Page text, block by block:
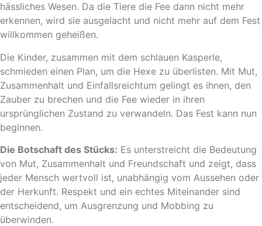
hässliches Wesen. Da die Tiere die Fee dann nicht mehr
erkennen, wird sie ausgelacht und nicht mehr auf dem Fest
willkommen geheißen.
Die Kinder, zusammen mit dem schlauen Kasperle,
schmieden einen Plan, um die Hexe zu überlisten. Mit Mut,
Zusammenhalt und Einfallsreichtum gelingt es ihnen, den
Zauber zu brechen und die Fee wieder in ihren
ursprünglichen Zustand zu verwandeln. Das Fest kann nun
beginnen.
Die Botschaft des Stücks: Es unterstreicht die Bedeutung
von Mut, Zusammenhalt und Freundschaft und zeigt, dass
jeder Mensch wertvoll ist, unabhängig vom Aussehen oder
der Herkunft. Respekt und ein echtes Miteinander sind
entscheidend, um Ausgrenzung und Mobbing zu
überwinden.